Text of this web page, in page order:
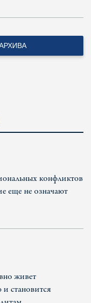
конфликтов
еще не означают
живет
становится